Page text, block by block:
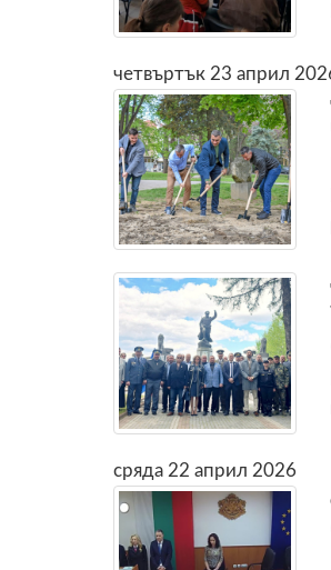
четвъртък 23 април
сряда 22 април 2026